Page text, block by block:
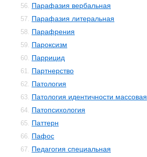
56. Парафазия вербальная
57. Парафазия литеральная
58. Парафрения
59. Пароксизм
60. Паррицид
61. Партнерство
62. Патология
63. Патология идентичности массовая
64. Патопсихология
65. Паттерн
66. Пафос
67. Педагогия специальная